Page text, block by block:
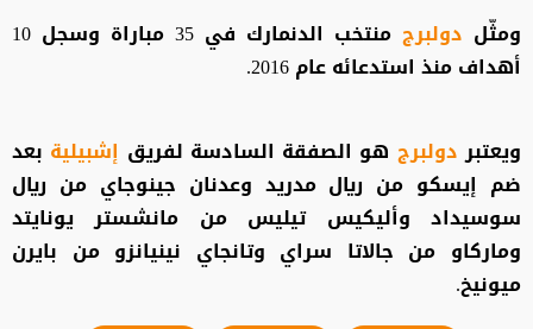
ومثّل دولبرج
منتخب الدنمارك في 35 مباراة وسجل 10
أهداف منذ استدعائه عام 2016.
ويعتبردولبرج هو الصفقة السادسة لفريق إشبيلية بعد
ضم إيسكو من ريال مدريد وعدنان جينوجاي من ريال
سوسيداد وأليكيس تيليس من مانشستر يونايتد
وماركاو من جالاتا سراي وتانجاي نينيانزو من بايرن
ميونيخ.